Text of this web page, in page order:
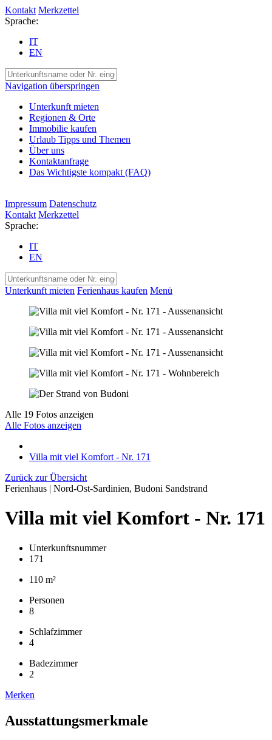
Kontakt Merkzettel
Sprache:
IT
EN
Navigation überspringen
Unterkunft mieten
Regionen & Orte
Immobilie kaufen
Urlaub Tipps und Themen
Über uns
Kontaktanfrage
Das Wichtigste kompakt (FAQ)
Impressum Datenschutz
Kontakt Merkzettel
Sprache:
IT
EN
Unterkunft mieten Ferienhaus kaufen Menü
Alle 19 Fotos anzeigen
Alle Fotos anzeigen
Villa mit viel Komfort - Nr. 171
Zurück zur Übersicht
Ferienhaus | Nord-Ost-Sardinien, Budoni Sandstrand
Villa mit viel Komfort - Nr. 171
Unterkunftsnummer
171
110 m²
Personen
8
Schlafzimmer
4
Badezimmer
2
Merken
Ausstattungsmerkmale